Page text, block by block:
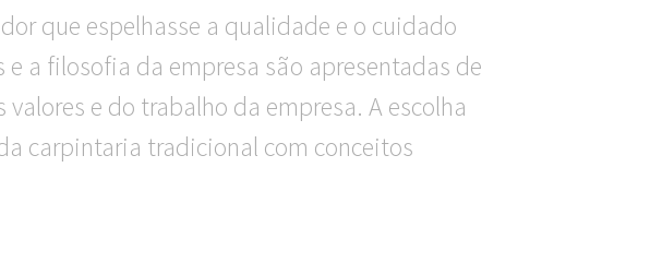
que espelhasse a qualidade e o cuidado
a filosofia da empresa são apresentadas de
e do trabalho da empresa. A escolha
carpintaria tradicional com conceitos